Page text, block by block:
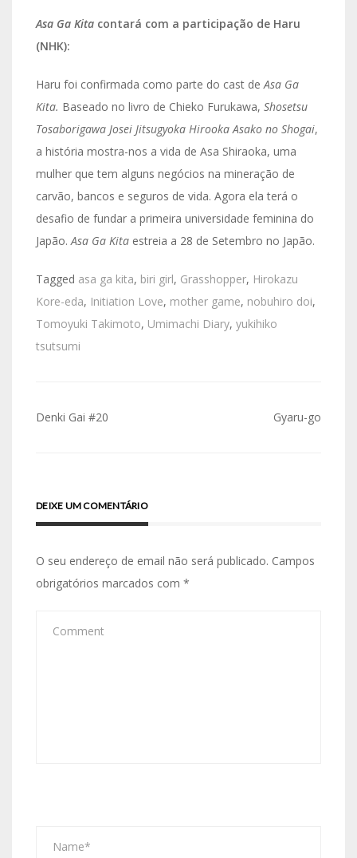
Asa Ga Kita contará com a participação de Haru
(NHK):
Haru foi confirmada como parte do cast deAsa Ga
Kita. Baseado no livro de Chieko Furukawa, Shosetsu
Tosaborigawa Josei Jitsugyoka Hirooka Asako no Shogai,
a história mostra-nos a vida de Asa Shiraoka, uma
mulher que tem alguns negócios na mineração de
carvão, bancos e seguros de vida. Agora ela terá o
desafio de fundar a primeira universidade feminina do
Japão.Asa Ga Kita estreia a 28 de Setembro no Japão.
Tagged asa ga kita, biri girl, Grasshopper, Hirokazu
Kore-eda, Initiation Love, mother game, nobuhiro doi,
Tomoyuki Takimoto, Umimachi Diary, yukihiko
tsutsumi
Navegação
Denki Gai #20 Gyaru-go
DEIXE UM COMENTÁRIO
O seu endereço de email não será publicado. Campos
obrigatórios marcados com *